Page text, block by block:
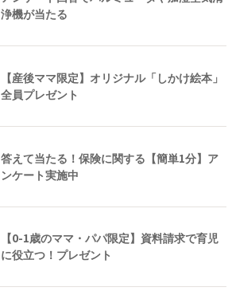
浄機が当たる
【産後ママ限定】オリジナル「しかけ絵本」
全員プレゼント
答えて当たる！保険に関する【簡単1分】ア
ンケート実施中
【0-1歳のママ・パパ限定】資料請求で育児
に役立つ！プレゼント